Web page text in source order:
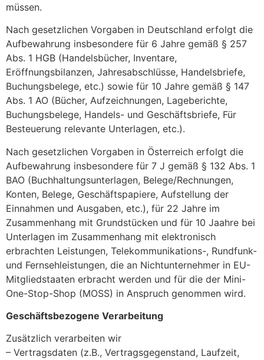
müssen.
Nach gesetzlichen Vorgaben in Deutschland erfolgt die
Aufbewahrung insbesondere für 6 Jahre gemäß § 257
Abs. 1 HGB (Handelsbücher, Inventare,
Eröffnungsbilanzen, Jahresabschlüsse, Handelsbriefe,
Buchungsbelege, etc.) sowie für 10 Jahre gemäß § 147
Abs. 1 AO (Bücher, Aufzeichnungen, Lageberichte,
Buchungsbelege, Handels- und Geschäftsbriefe, Für
Besteuerung relevante Unterlagen, etc.).
Nach gesetzlichen Vorgaben in Österreich erfolgt die
Aufbewahrung insbesondere für 7 J gemäß § 132 Abs. 1
BAO (Buchhaltungsunterlagen, Belege/Rechnungen,
Konten, Belege, Geschäftspapiere, Aufstellung der
Einnahmen und Ausgaben, etc.), für 22 Jahre im
Zusammenhang mit Grundstücken und für 10 Jaahre bei
Unterlagen im Zusammenhang mit elektronisch
erbrachten Leistungen, Telekommunikations-, Rundfunk-
und Fernsehleistungen, die an Nichtunternehmer in EU-
Mitgliedstaaten erbracht werden und für die der Mini-
One-Stop-Shop (MOSS) in Anspruch genommen wird.
Geschäftsbezogene Verarbeitung
Zusätzlich verarbeiten wir
– Vertragsdaten (z.B., Vertragsgegenstand, Laufzeit,